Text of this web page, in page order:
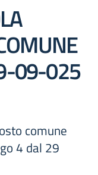
09-025
comune
4 dal 29